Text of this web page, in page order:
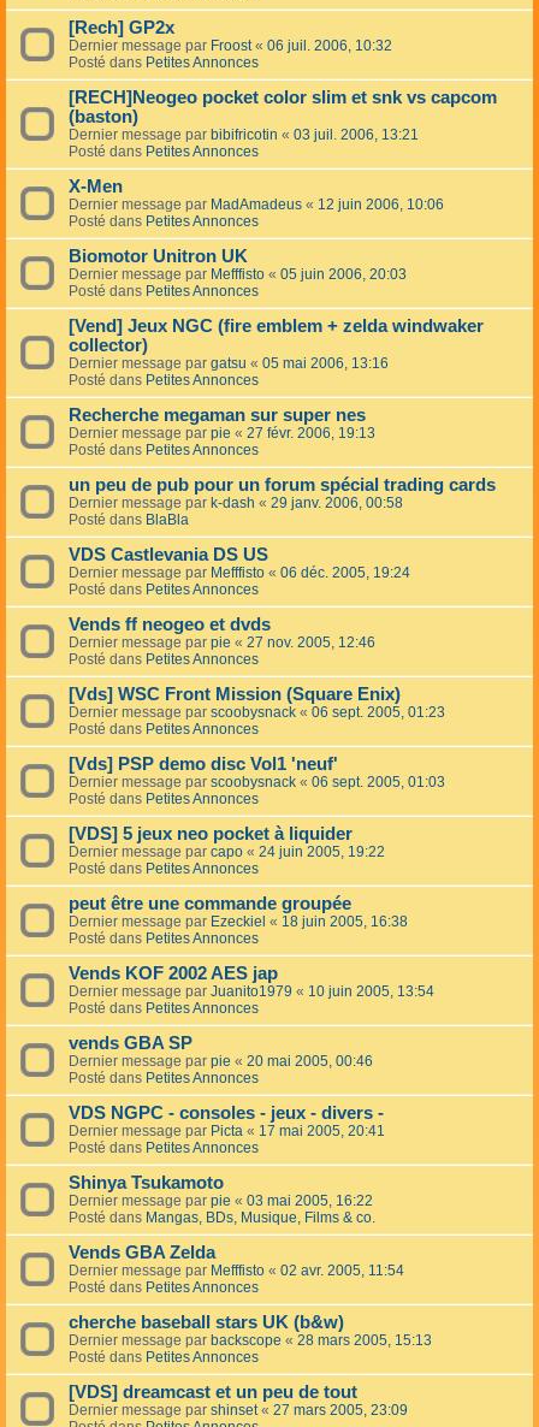
[Rech] GP2x
Dernier message par Froost« 06 juil. 2006, 10:32
Posté dans Petites Annonces
[RECH]Neogeo pocket color slim et snk vs capcom
(baston)
Dernier message par bibifricotin « 03 juil. 2006, 13:21
Posté dans Petites Annonces
X-Men
Dernier message par MadAmadeus « 12 juin 2006, 10:06
Posté dans Petites Annonces
Biomotor Unitron UK
Dernier message par Mefffisto « 05 juin 2006, 20:03
Posté dans Petites Annonces
[Vend] Jeux NGC (fire emblem + zelda windwaker
collector)
Dernier message par gatsu « 05 mai 2006, 13:16
Posté dans Petites Annonces
Recherche megaman sur super nes
Dernier message par pie « 27 févr. 2006, 19:13
Posté dans Petites Annonces
un peu de pub pour un forum spécial trading cards
Dernier message par k-dash « 29 janv. 2006, 00:58
Posté dans BlaBla
VDS Castlevania DS US
Dernier message par Mefffisto « 06 déc. 2005, 19:24
Posté dans Petites Annonces
Vends ff neogeo et dvds
Dernier message par pie « 27 nov. 2005, 12:46
Posté dans Petites Annonces
[Vds] WSC Front Mission (Square Enix)
Dernier message par scoobysnack « 06 sept. 2005, 01:23
Posté dans Petites Annonces
[Vds] PSP demo disc Vol1 'neuf'
Dernier message par scoobysnack « 06 sept. 2005, 01:03
Posté dans Petites Annonces
[VDS] 5 jeux neo pocket à liquider
Dernier message par capo « 24 juin 2005, 19:22
Posté dans Petites Annonces
peut être une commande groupée
Dernier message par Ezeckiel « 18 juin 2005, 16:38
Posté dans Petites Annonces
Vends KOF 2002 AES jap
Dernier message par Juanito1979 « 10 juin 2005, 13:54
Posté dans Petites Annonces
vends GBA SP
Dernier message par pie « 20 mai 2005, 00:46
Posté dans Petites Annonces
VDS NGPC - consoles - jeux - divers -
Dernier message par Picta « 17 mai 2005, 20:41
Posté dans Petites Annonces
Shinya Tsukamoto
Dernier message par pie « 03 mai 2005, 16:22
Posté dans Mangas, BDs, Musique, Films & co.
Vends GBA Zelda
Dernier message par Mefffisto « 02 avr. 2005, 11:54
Posté dans Petites Annonces
cherche baseball stars UK (b&w)
Dernier message par backscope « 28 mars 2005, 15:13
Posté dans Petites Annonces
[VDS] dreamcast et un peu de tout
Dernier message par shinset« 27 mars 2005, 23:09